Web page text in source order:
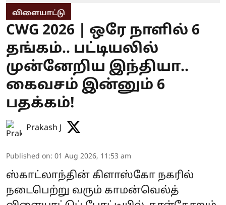
விளையாட்டு
CWG 2026 | ஒரே நாளில் 6
தங்கம்.. பட்டியலில்
முன்னேறிய இந்தியா..
கைவசம் இன்னும் 6
பதக்கம்!
Prakash J
Published on: 01 Aug 2026, 11:53 am
ஸ்காட்லாந்தின் கிளாஸ்கோ நகரில்
நடைபெற்று வரும் காமன்வெல்த்